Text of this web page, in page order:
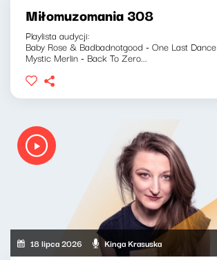
Miłomuzomania 308
Playlista audycji:
Baby Rose & Badbadnotgood - One Last Dance
Mystic Merlin - Back To Zero...
18 lipca 2026 Kinga Krasuska